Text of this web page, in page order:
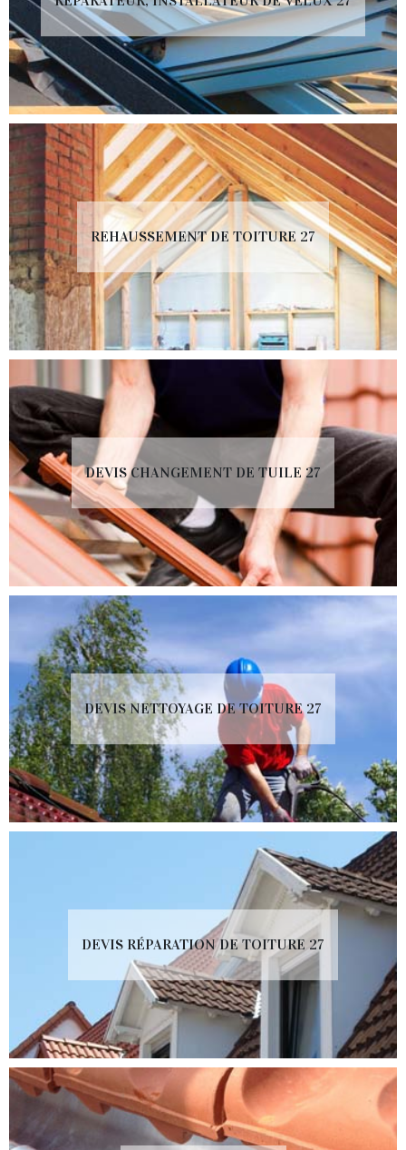
REHAUSSEMENT DE TOITURE 27
DEVIS CHANGEMENT DE TUILE 27
DEVIS NETTOYAGE DE TOITURE 27
DEVIS RÉPARATION DE TOITURE 27